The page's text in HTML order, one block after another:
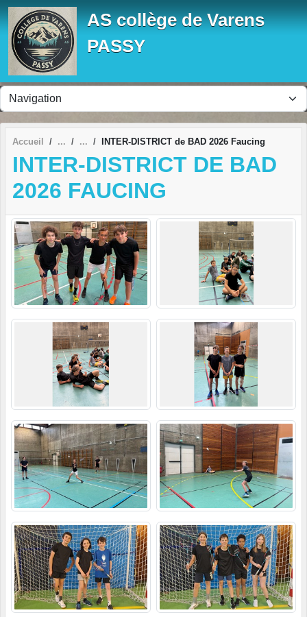
AS collège de Varens
PASSY
Accueil INTER-DISTRICT de BAD 2026 Faucing
INTER-DISTRICT DE BAD
2026 FAUCING
Panneau de gestion des cookies